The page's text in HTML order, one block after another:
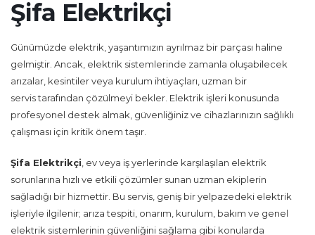
Şifa Elektrikçi
Günümüzde elektrik, yaşantımızın ayrılmaz bir parçası haline
gelmiştir. Ancak, elektrik sistemlerinde zamanla oluşabilecek
arızalar, kesintiler veya kurulum ihtiyaçları, uzman bir
servis tarafından çözülmeyi bekler. Elektrik işleri konusunda
profesyonel destek almak, güvenliğiniz ve cihazlarınızın sağlıklı
çalışması için kritik önem taşır.
Şifa Elektrikçi , ev veya iş yerlerinde karşılaşılan elektrik
sorunlarına hızlı ve etkili çözümler sunan uzman ekiplerin
sağladığı bir hizmettir. Bu servis, geniş bir yelpazedeki elektrik
işleriyle ilgilenir; arıza tespiti, onarım, kurulum, bakım ve genel
elektrik sistemlerinin güvenliğini sağlama gibi konularda